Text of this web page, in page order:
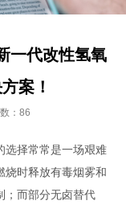
一代改性氢氧
案！
：86
选择常常是一场艰难
烧时释放有毒烟雾和
；而部分无卤替代